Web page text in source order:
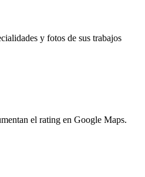
y fotos de sus trabajos
el rating en Google Maps.